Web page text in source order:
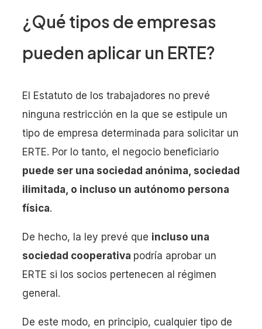
¿Qué tipos de empresas
pueden aplicar un ERTE?
El Estatuto de los trabajadores no prevé
ninguna restricción en la que se estipule un
tipo de empresa determinada para solicitar un
ERTE. Por lo tanto, el negocio beneficiario
puede ser una sociedad anónima, sociedad
ilimitada, o incluso un autónomo persona
física.
De hecho, la ley prevé que incluso una
sociedad cooperativa podría aprobar un
ERTE si los socios pertenecen al régimen
general.
De este modo, en principio, cualquier tipo de